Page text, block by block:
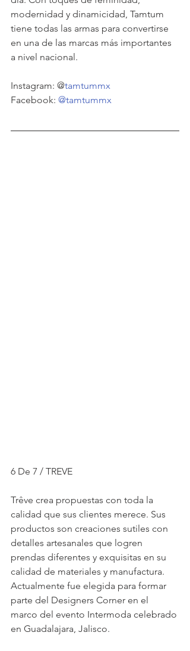
modernidad y dinamicidad, Tamtum
tiene todas las armas para convertirse
en una de las marcas más importantes
a nivel nacional.
Instagram: @tamtummx
Facebook: @tamtummx
6 De 7 / TREVE
Trêve crea propuestas con toda la
calidad que sus clientes merece. Sus
productos son creaciones sutiles con
detalles artesanales que logren
prendas diferentes y exquisitas en su
calidad de materiales y manufactura.
Actualmente fue elegida para formar
parte del Designers Corner en el
marco del evento Intermoda celebrado
en Guadalajara, Jalisco.